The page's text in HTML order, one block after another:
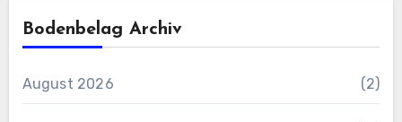
Bodenbelag Archiv
August 2026 (2)